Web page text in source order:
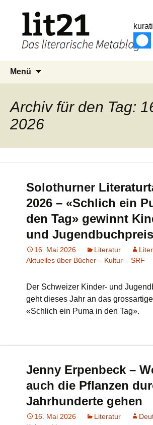
Menü
Archiv für den Tag:
2026
Solothurner
2026 – «Schlich ein
den Tag» gewinnt
und Jugendbuchpreis
16. Mai 2026 Literatur
Aktuelles über Bücher – Kultur – SRF
Der Schweizer Kinder- und
geht dieses Jahr an das
«Schlich ein Puma in den Tag».
Jenny Erpenbeck –
auch die Pflanzen
Jahrhunderte gehen
16. Mai 2026 Literatur